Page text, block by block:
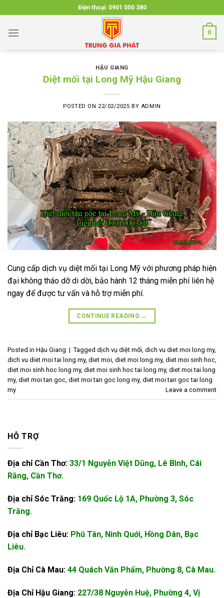
to
content
Điện thoại: 0901 000 380
0
HẬU GIANG
Diệt mối tại Long Mỹ Hậu Giang
POSTED ON 22/02/2025 BY ADMIN
Cung cấp dịch vụ diệt mối tại Long Mỹ với phương pháp hiện
đại không tháo dỡ di dời, bảo hành 12 tháng miễn phí liên hệ
ngay để được tư vấn và hỗ trợ miễn phí.
CONTINUE READING →
Posted in Hậu Giang | Tagged dịch vụ diệt mối, dich vu diet moi long my,
dich vu diet moi tai long my, diet moi, diet moi long my, diet moi sinh hoc,
diet moi sinh hoc long my, diet moi sinh hoc tai long my, diet moi tai long
my, diet moi tan goc, diet moi tan goc long my, diet moi tan goc tai long
my
Leave a comment
HỖ TRỢ
Địa chỉ Cần Thơ: 33/1 Nguyễn Việt Dũng, Lê Bình, Cái
Răng, Cần Thơ.
Địa chỉ Sóc Trăng: 169 Quốc Lộ 1A, Phường 3, Sóc
Trăng.
Địa chỉ Bạc Liêu: Phú Tân, Ninh Quới, Hồng Dân, Bạc
Liêu.
Địa Chỉ Cà Mau: 44 Quách Văn Phẩm, Phường 8, Cà Mau.
Địa Chỉ Hậu Giang: 227/38 Nguyễn Huệ, Phường 4, Vị